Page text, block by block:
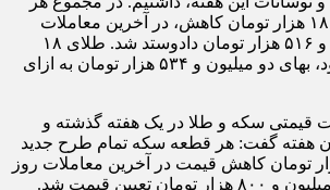
گرم طلای ١٨ عیار با ١٨ هزار تومان کاهش، در آخرین معاملات
پایانی هفته دو میلیون و ۵١۶ هزار تومان دادوستد شد. طلای ١٨
عیار در اوج قیمتی خود، بهای دو میلیون و ۵٣۴ هزار تومان به ازای
قیمتی سکه و طلا در یک هفته گذشته و
هفته گفت: هر قطعه سکه تمام طرح جدید
هفته با ١٢٠ هزار تومان کاهش قیمت در آخرین معاملات روز